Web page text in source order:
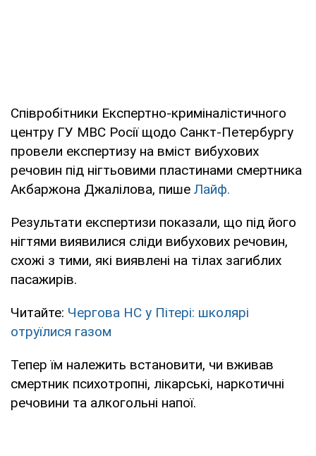
Співробітники Експертно-криміналістичного
центру ГУ МВС Росії щодо Санкт-Петербургу
провели експертизу на вміст вибухових
речовин під нігтьовими пластинами смертника
Акбаржона Джалілова, пише Лайф.
Результати експертизи показали, що під його
нігтями виявилися сліди вибухових речовин,
схожі з тими, які виявлені на тілах загиблих
пасажирів.
Читайте: Чергова НС у Пітері: школярі
отруїлися газом
Тепер їм належить встановити, чи вживав
смертник психотропні, лікарські, наркотичні
речовини та алкогольні напої.